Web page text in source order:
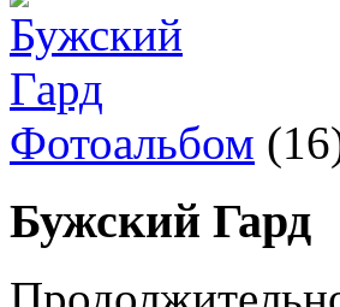
Фотоальбом
Бужский Гард